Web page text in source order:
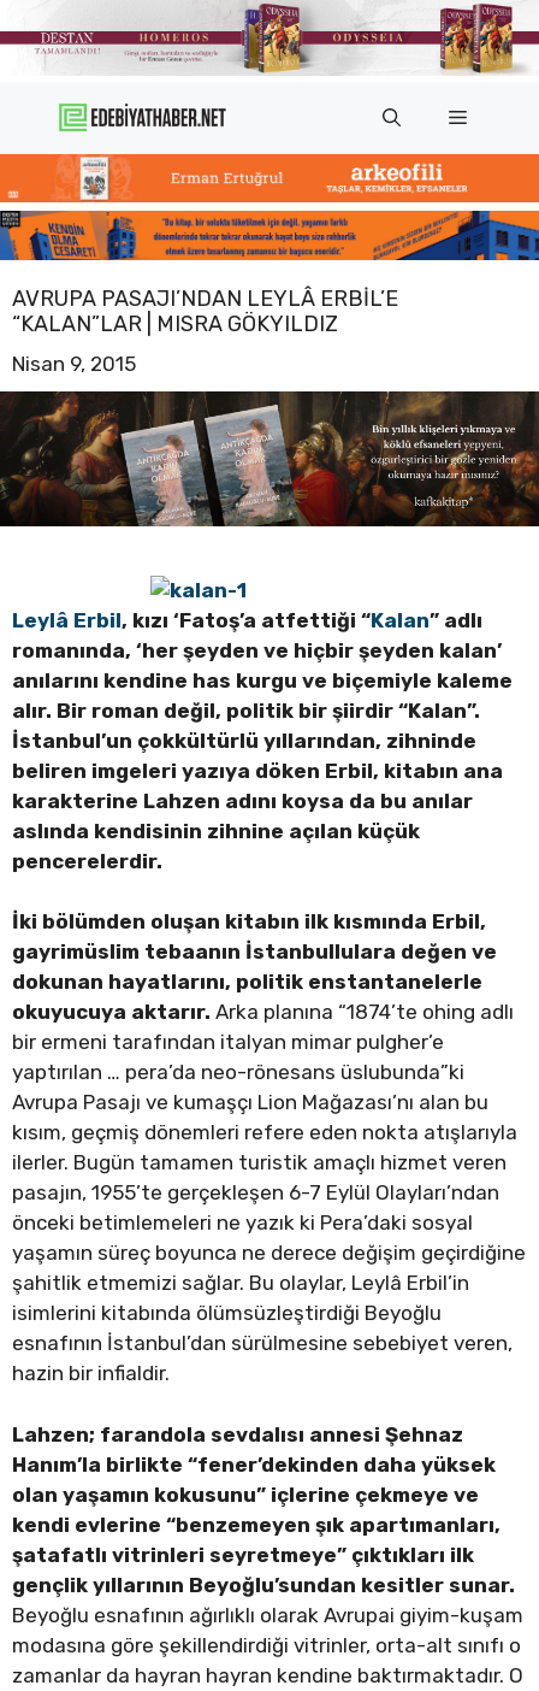
atla
Menü
AVRUPA PASAJI’NDAN LEYLÂ ERBIL’E
“KALAN”LAR | MISRA GÖKYILDIZ
Nisan 9, 2015
Leylâ Erbil, kızı ‘Fatoş’a atfettiği “Kalan” adlı
romanında, ‘her şeyden ve hiçbir şeyden kalan’
anılarını kendine has kurgu ve biçemiyle kaleme
alır. Bir roman değil, politik bir şiirdir “Kalan”.
İstanbul’un çokkültürlü yıllarından, zihninde
beliren imgeleri yazıya döken Erbil, kitabın ana
karakterine Lahzen adını koysa da bu anılar
aslında kendisinin zihnine açılan küçük
pencerelerdir.
İki bölümden oluşan kitabın ilk kısmında Erbil,
gayrimüslim tebaanın İstanbullulara değen ve
dokunan hayatlarını, politik enstantanelerle
okuyucuya aktarır. Arka planına “1874’te ohing adlı
bir ermeni tarafından italyan mimar pulgher’e
yaptırılan … pera’da neo-rönesans üslubunda”ki
Avrupa Pasajı ve kumaşçı Lion Mağazası’nı alan bu
kısım, geçmiş dönemleri refere eden nokta atışlarıyla
ilerler. Bugün tamamen turistik amaçlı hizmet veren
pasajın, 1955’te gerçekleşen 6-7 Eylül Olayları’ndan
önceki betimlemeleri ne yazık ki Pera’daki sosyal
yaşamın süreç boyunca ne derece değişim geçirdiğine
şahitlik etmemizi sağlar. Bu olaylar, Leylâ Erbil’in
isimlerini kitabında ölümsüzleştirdiği Beyoğlu
esnafının İstanbul’dan sürülmesine sebebiyet veren,
hazin bir infialdir.
Lahzen; farandola sevdalısı annesi Şehnaz
Hanım’la birlikte “fener’dekinden daha yüksek
olan yaşamın kokusunu” içlerine çekmeye ve
kendi evlerine “benzemeyen şık apartımanları,
şatafatlı vitrinleri seyretmeye” çıktıkları ilk
gençlik yıllarının Beyoğlu’sundan kesitler sunar.
Beyoğlu esnafının ağırlıklı olarak Avrupai giyim-kuşam
modasına göre şekillendirdiği vitrinler, orta-alt sınıfı o
zamanlar da hayran hayran kendine baktırmaktadır. O